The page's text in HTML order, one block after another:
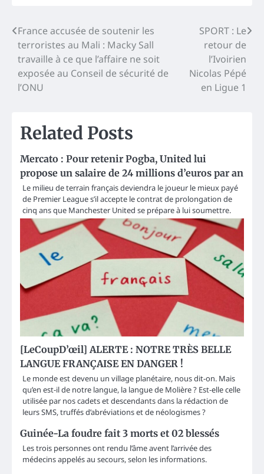
Post
navigation
France accusée de soutenir les
terroristes au Mali : Macky Sall
travaille à ce que l’affaire ne soit
exposée au Conseil de sécurité de
l’ONU
SPORT : Le
retour de
l’Ivoirien
Nicolas Pépé
en Ligue 1
Related Posts
Mercato : Pour retenir Pogba, United lui
propose un salaire de 24 millions d’euros par an
Le milieu de terrain français deviendra le joueur le mieux payé
de Premier League s’il accepte le contrat de prolongation de
cinq ans que Manchester United se prépare à lui soumettre.
[LeCoupD’œil] ALERTE : NOTRE TRÈS BELLE
LANGUE FRANÇAISE EN DANGER !
Le monde est devenu un village planétaire, nous dit-on. Mais
qu’en est-il de notre langue, la langue de Molière ? Est-elle celle
utilisée par nos cadets et descendants dans la rédaction de
leurs SMS, truffés d’abréviations et de néologismes ?
Guinée-La foudre fait 3 morts et 02 blessés
Les trois personnes ont rendu l’âme avent l’arrivée des
médecins appelés au secours, selon les informations.